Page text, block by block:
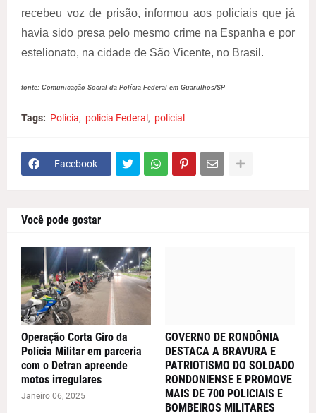
recebeu voz de prisão, informou aos policiais que já
havia sido presa pelo mesmo crime na Espanha e por
estelionato, na cidade de São Vicente, no Brasil.
fonte: Comunicação Social da Polícia Federal em Guarulhos/SP
Tags: Policia policia Federal policial
Facebook
Você pode gostar
Operação Corta Giro da
Polícia Militar em parceria
com o Detran apreende
motos irregulares
Janeiro 06, 2025
GOVERNO DE RONDÔNIA
DESTACA A BRAVURA E
PATRIOTISMO DO SOLDADO
RONDONIENSE E PROMOVE
MAIS DE 700 POLICIAIS E
BOMBEIROS MILITARES